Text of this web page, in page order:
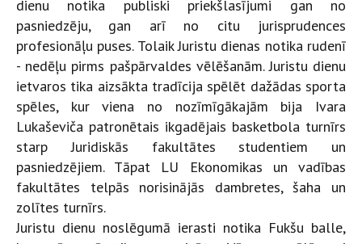
dienu notika publiski priekšlasījumi gan no
pasniedzēju, gan arī no citu jurisprudences
profesionāļu puses. Tolaik Juristu dienas notika rudenī
- nedēļu pirms pašpārvaldes vēlēšanām. Juristu dienu
ietvaros tika aizsākta tradīcija spēlēt dažādas sporta
spēles, kur viena no nozīmīgākajām bija Ivara
Lukaševiča patronētais ikgadējais basketbola turnīrs
starp Juridiskās fakultātes studentiem un
pasniedzējiem. Tāpat LU Ekonomikas un vadības
fakultātes telpās norisinājās dambretes, šaha un
zolītes turnīrs.
Juristu dienu noslēgumā ierasti notika Fukšu balle,